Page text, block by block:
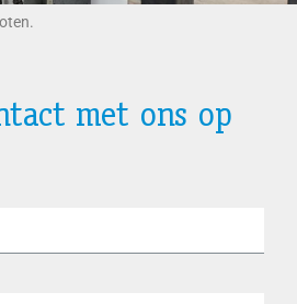
met ons op